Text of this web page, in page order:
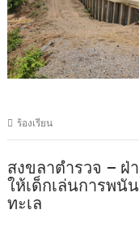
ร้องเรียน
สงขลาตำรวจ – ฝ่
ให้เด็กเล่นการพนั
ทะเล